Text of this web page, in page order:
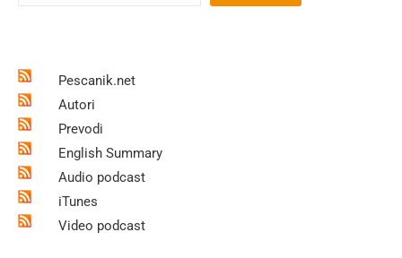
Pescanik.net
Autori
Prevodi
English Summary
Audio podcast
iTunes
Video podcast